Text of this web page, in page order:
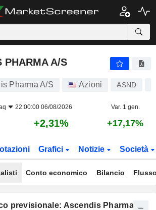
A/S
PHARMA A/S
Pharma A/S Azioni ASND
22:00:00 06/08/2026 Var. 1 gen.
+2,31% +17,17%
Grafici Notizie Società
Conto economico Bilancio
previsionale: Ascendis Pharma